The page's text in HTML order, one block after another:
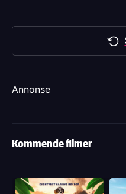
Annonse
Kommende filmer